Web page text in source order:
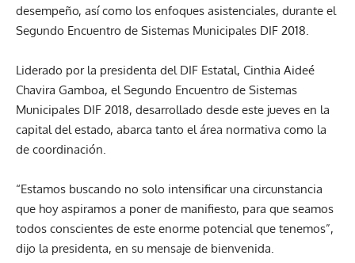
desempeño, así como los enfoques asistenciales, durante el
Segundo Encuentro de Sistemas Municipales DIF 2018.
Liderado por la presidenta del DIF Estatal, Cinthia Aideé
Chavira Gamboa, el Segundo Encuentro de Sistemas
Municipales DIF 2018, desarrollado desde este jueves en la
capital del estado, abarca tanto el área normativa como la
de coordinación.
“Estamos buscando no solo intensificar una circunstancia
que hoy aspiramos a poner de manifiesto, para que seamos
todos conscientes de este enorme potencial que tenemos”,
dijo la presidenta, en su mensaje de bienvenida.